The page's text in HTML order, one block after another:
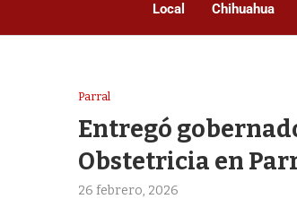
Local Chihuahua
Parral
Entregó
Obstetricia en
26 febrero, 2026